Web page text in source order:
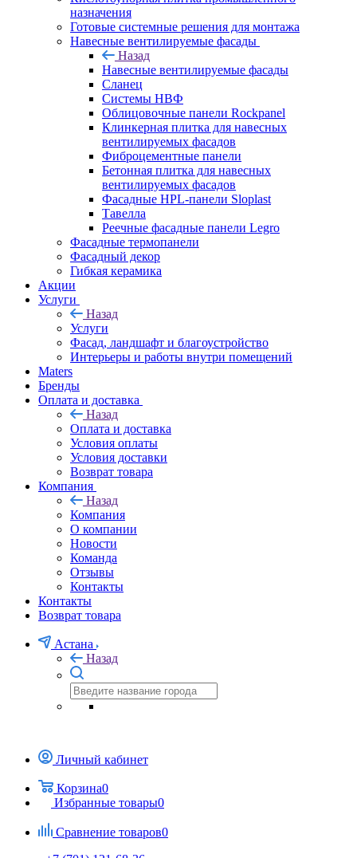
назначения
Готовые системные решения для монтажа
Навесные вентилируемые фасады
Назад
Навесные вентилируемые фасады
Сланец
Системы НВФ
Облицовочные панели Rockpanel
Клинкерная плитка для навесных
вентилируемых фасадов
Фиброцементные панели
Бетонная плитка для навесных
вентилируемых фасадов
Фасадные HPL-панели Sloplast
Тавелла
Реечные фасадные панели Legro
Фасадные термопанели
Фасадный декор
Гибкая керамика
Акции
Услуги
Назад
Услуги
Фасад, ландшафт и благоустройство
Интерьеры и работы внутри помещений
Maters
Бренды
Оплата и доставка
Назад
Оплата и доставка
Условия оплаты
Условия доставки
Возврат товара
Компания
Назад
Компания
О компании
Новости
Команда
Отзывы
Контакты
Контакты
Возврат товара
Астана
Назад
Личный кабинет
Корзина0
Избранные товары0
Сравнение товаров0